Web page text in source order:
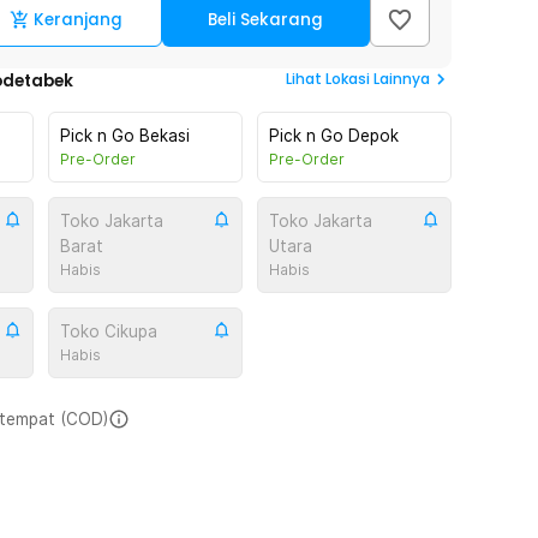
Keranjang Beli Sekarang
Lihat Lokasi Lainnya
Pick n Go Bekasi
Pre-Order
Pick n Go Depok
Pre-Order
Toko Jakarta
Barat
Habis
Toko Jakarta
Utara
Habis
Toko Cikupa
Habis
(COD)